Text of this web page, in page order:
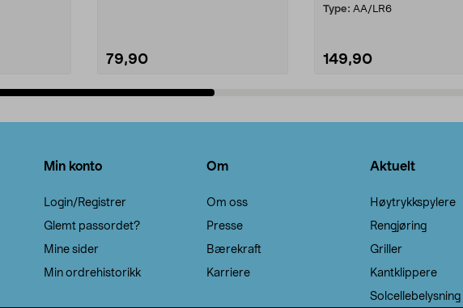
79,90
Type: AA/LR6
149,90
Min konto
Login/Registrer
Glemt passordet?
Mine sider
Min ordrehistorikk
Om
Om oss
Presse
Bærekraft
Karriere
Aktuelt
Høytrykkspylere
Rengjøring
Griller
Kantklippere
Solcellebelysning